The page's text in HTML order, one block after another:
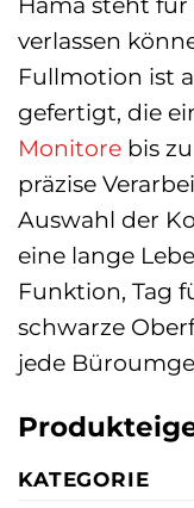
verlassen
Fullmotion ist
gefertigt, die
Monitore bis
präzise
Auswahl der
eine lange
Funktion, Tag
schwarze
jede
KATEGORIE